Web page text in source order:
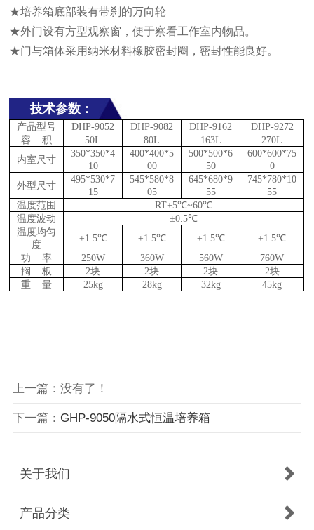
★培养箱底部装有带刹的万向轮
★外门设有方型观察窗，便于察看工作室内物品。
★门与箱体采用纳米材料橡胶密封圈，密封性能良好。
技术参数：
产品型号 DHP-9052 DHP-9082 DHP-9162
DHP-9272
容 积
50L 80L 163L
270L
内室尺寸
350*350*4
10
400*400*5
00
500*500*6
50
600*600*75
0
外型尺寸
495*530*7
15
545*580*8
05
645*680*9
55
745*780*10
55
温度范围
RT+5℃~60℃
温度波动
±0.5℃
温度均匀
度
±1.5℃ ±1.5℃ ±1.5℃
±1.5℃
功 率
250W 360W 560W
760W
搁 板
2块 2块 2块
2块
重 量
25kg 28kg 32kg 45kg
上一篇：没有了！
下一篇： GHP-9050隔水式恒温培养箱
关于我们
产品分类